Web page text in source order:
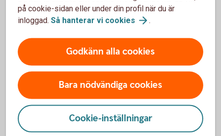
ställning?
PEP (Politically Exposed Person) är en person som har
eller har haft en viktig offentlig funktion inom en stat eller i
en internationell organisation. Yrken eller positioner som
innebär politisk utsatthet medför en ökad risk för att
utsättas för till exempel korruption eller mutbrott.
Därför behöver vi veta om den verkliga huvudmannen är en
person i politisk utsatt ställning eller om huvudmannen har
en familjemedlem eller medarbetare som är PEP.
på cookie-sidan eller under din profil när du är
inloggad. Så hanterar vi cookies .
Godkänn alla cookies
Bara nödvändiga cookies
Cookie-inställningar